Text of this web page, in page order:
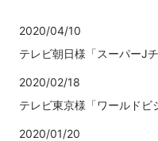
2020/04/10
テレビ朝日様「スーパーJ
2020/02/18
テレビ東京様「ワールドビ
2020/01/20